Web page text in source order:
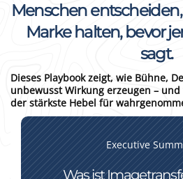
Menschen
Marke halten, bevor
sagt.
Dieses Playbook zeigt, wie Bühne,
unbewusst Wirkung erzeugen –
der stärkste Hebel für
Executive
Was ist